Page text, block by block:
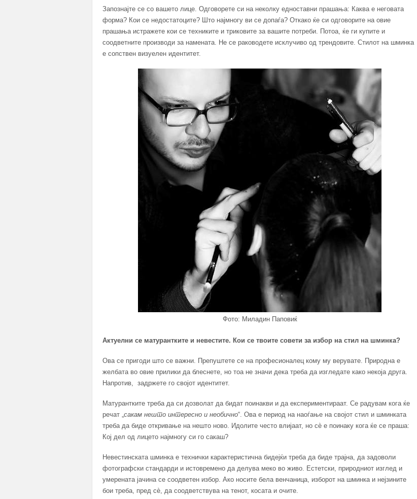
Запознајте се со вашето лице. Одговорете си на неколку едноставни прашања: Каква е неговата
форма? Кои се недостатоците? Што најмногу ви се допаѓа? Откако ќе си одговорите на овие
прашања истражете кои се техниките и триковите за вашите потреби. Потоа, ќе ги купите и
соодветните производи за намената. Не се раководете исклучиво од трендовите. Стилот на шминка
е сопствен визуелен идентитет.
Фото: Миладин Паповиќ
Актуелни се матурантките и невестите. Кои се твоите совети за избор на стил на шминка?
Ова се пригоди што се важни. Препуштете се на професионалец кому му верувате. Природна е
желбата во овие прилики да блеснете, но тоа не значи дека треба да изгледате како некоја друга.
Напротив, задржете го својот идентитет.
Матурантките треба да си дозволат да бидат поинакви и да експериментираат. Се радувам кога ќе
речат „сакам нешто интересно и необично“. Ова е период на наоѓање на својот стил и шминката
треба да биде откривање на нешто ново. Идолите често влијаат, но сè е поинаку кога ќе се праша:
Кој дел од лицето најмногу си го сакаш?
Невестинската шминка е технички карактеристична бидејќи треба да биде трајна, да задоволи
фотографски стандарди и истовремено да делува меко во живо. Естетски, природниот изглед и
умерената јачина се соодветен избор. Ако носите бела венчаница, изборот на шминка и нејзините
бои треба, пред сè, да соодветствува на тенот, косата и очите.